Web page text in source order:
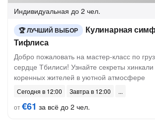
Индивидуальная до 2 чел.
ЛУЧШИЙ ВЫБОР
Кулинарная
Тифлиса
Добро пожаловать на мастер-класс по
сердце Тбилиси! Узнайте секреты
коренных жителей в уютной атмосфере
Сегодня в 12:00
Завтра в 12:00
от€61 за всё до 2 чел.